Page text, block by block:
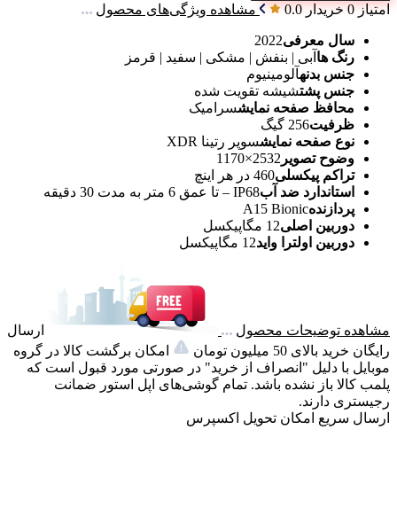
امتیاز 0 خریدار 0.0 مشاهده ویژگی‌های محصول
سال معرفی2022
رنگ‌ ها آبی | بنفش | مشکی | سفید | قرمز
جنس بدنهآلومینیوم
جنس پشتشیشه تقویت شده
محافظ صفحه نمایشسرامیک
ظرفیت256 گیگ
نوع صفحه نمایشسوپر رتینا XDR
وضوح تصویر 2532×1170
تراکم پیکسلی460 در هر اینچ
استاندارد ضد آبIP68 – تا عمق 6 متر به مدت 30 دقیقه
پردازندهA15 Bionic
دوربین اصلی12 مگاپیکسل
دوربین اولترا واید12 مگاپیکسل
مشاهده توضیحات محصول
ارسال
رایگان خرید بالای 50 میلیون تومان
امکان برگشت کالا در گروه
موبایل با دلیل "انصراف از خرید" در صورتی مورد قبول است که
پلمب کالا باز نشده باشد. تمام گوشی‌های اپل استور ضمانت
رجیستری دارند.
ارسال سریع امکان تحویل اکسپرس